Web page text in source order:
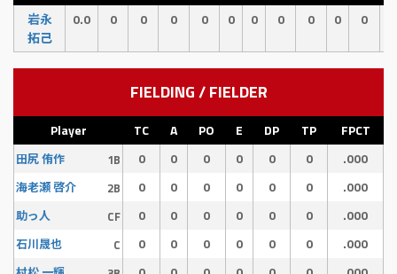
岩永
拓己
0.0 0 0 0 0 0 0 0 0 0 0
FIELDING / FIELDER
Player TC A PO E DP TP FPCT
田尻 侑作 1B 0 0 0 0 0 0 .000
海老瀬 啓介 2B 0 0 0 0 0 0 .000
助っ人 CF 0 0 0 0 0 0 .000
石川晟也 C 0 0 0 0 0 0 .000